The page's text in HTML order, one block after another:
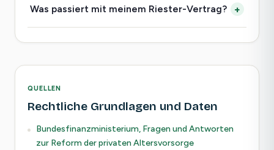
Was passiert mit meinem Riester-Vertrag?
QUELLEN
Rechtliche Grundlagen und Daten
Bundesfinanzministerium, Fragen und Antworten
zur Reform der privaten Altersvorsorge